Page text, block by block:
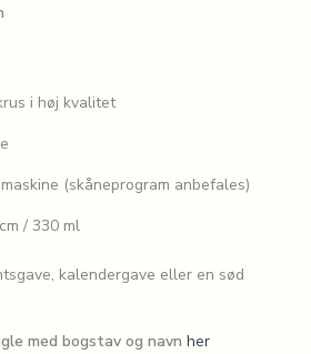
i høj kvalitet
(skåneprogram anbefales)
/ 330 ml
kalendergave eller en sød
med bogstav og navn her